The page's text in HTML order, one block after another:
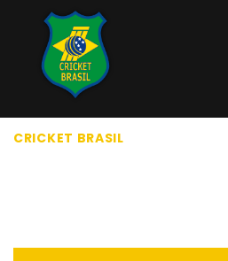
CRICKET BRASIL